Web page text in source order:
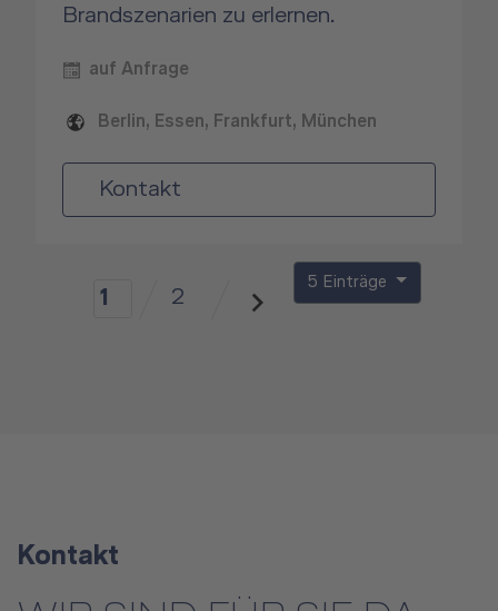
Brandszenarien zu erlernen.
auf Anfrage
Berlin, Essen, Frankfurt, München
Kontakt
1 2
5 Einträge
Kontakt